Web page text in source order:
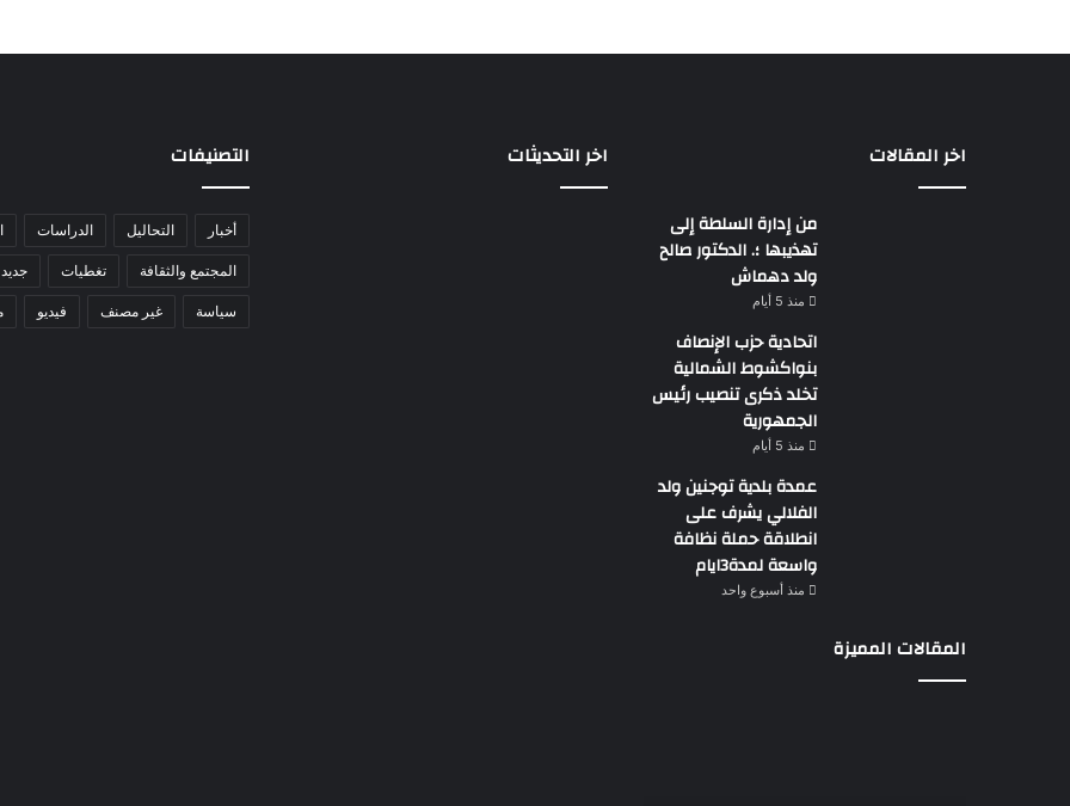
اخر المقالات
من إدارة السلطة إلى
تهذيبها ؛. الدكتور صالح
ولد دهماش
منذ 5 أيام
اتحادية حزب الإنصاف
بنواكشوط الشمالية
تخلد ذكرى تنصيب رئيس
الجمهورية
منذ 5 أيام
عمدة بلدية توجنين ولد
الفلالي يشرف على
انطلاقة حملة نظافة
واسعة لمدة3ايام
منذ أسبوع واحد
المقالات المميزة
اخر التحديثات التصنيفات
أخبار التحاليل الدراسات
المجتمع والثقافة تغطيات جديد
سياسة غير مصنف فيديو